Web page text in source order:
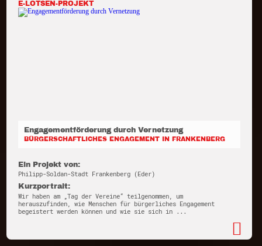
E-LOTSEN-PROJEKT
Engagementförderung durch Vernetzung
BÜRGERSCHAFTLICHES ENGAGEMENT IN FRANKENBERG
Ein Projekt von:
Philipp-Soldan-Stadt Frankenberg (Eder)
Kurzportrait:
Wir haben am „Tag der Vereine“ teilgenommen, um
herauszufinden, wie Menschen für bürgerliches Engagement
begeistert werden können und wie sie sich in ...